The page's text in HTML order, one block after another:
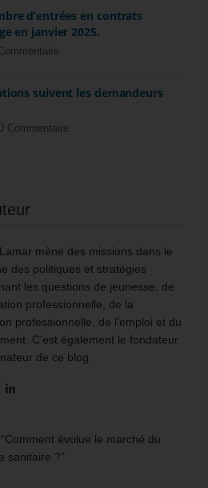
d’entrées en contrats
en janvier 2025.
suivent les demandeurs
0 Commentaire
mène des missions dans le
des politiques et stratégies
les questions de jeunesse, de
professionnelle, de la
professionnelle, de l’emploi et du
C'est également le fondateur
de ce blog.
évolue le marché du
sanitaire ?”